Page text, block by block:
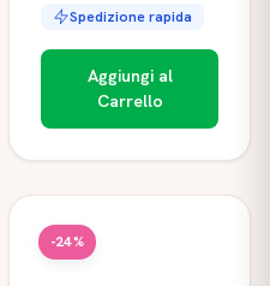
Spedizione rapida
Aggiungi al
Carrello
-24%